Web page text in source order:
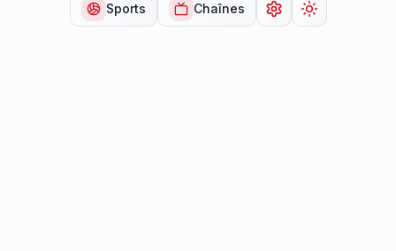
Sports Chaînes Ouvrir lesChanger de